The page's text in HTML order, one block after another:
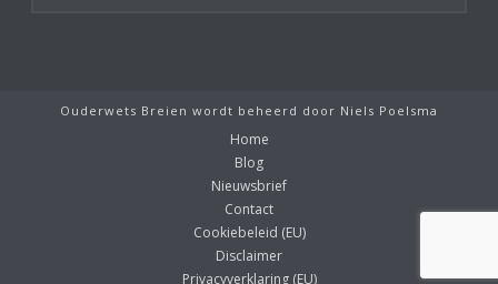
Ouderwets Breien wordt beheerd door Niels Poelsma
Home
Blog
Nieuwsbrief
Contact
Cookiebeleid (EU)
Disclaimer
Privacyverklaring (EU)